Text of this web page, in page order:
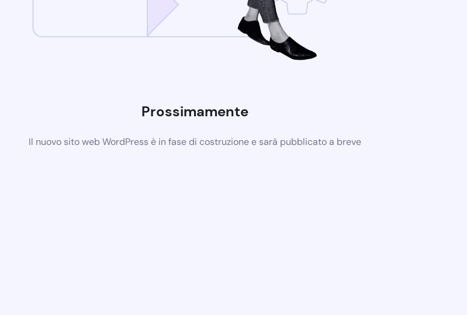
Prossimamente
Il nuovo sito web WordPress è in fase di costruzione e sarà pubblicato a breve